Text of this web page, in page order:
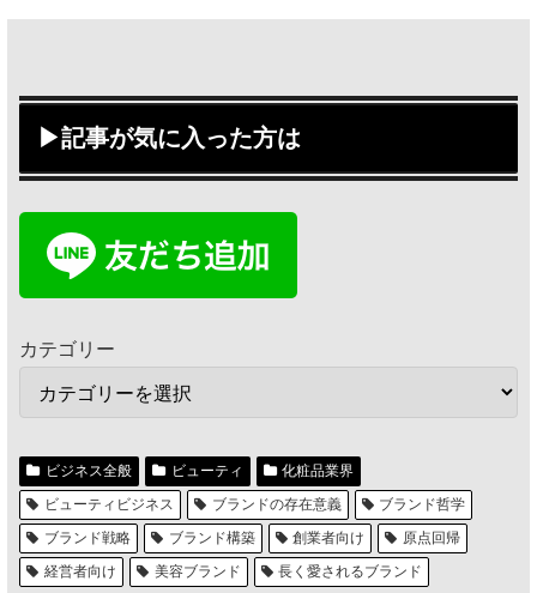
▶記事が気に入った方は
カテゴリー
ビジネス全般 ビューティ
化粧品業界
ビューティビジネス
ブランドの存在意義
ブランド哲学
ブランド戦略
ブランド構築 創業者向け
原点回帰
経営者向け
美容ブランド 長く愛されるブランド